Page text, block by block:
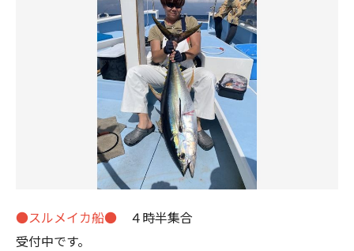
●スルメイカ船● ４時半集合
受付中です。